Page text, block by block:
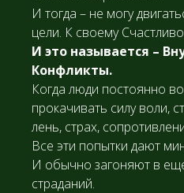
И тогда – не могу
цели. К своему
И это называется –
Конфликты.
Когда люди постоянно
прокачивать силу воли,
лень, страх,
Все эти попытки дают
И обычно загоняют в
страданий.